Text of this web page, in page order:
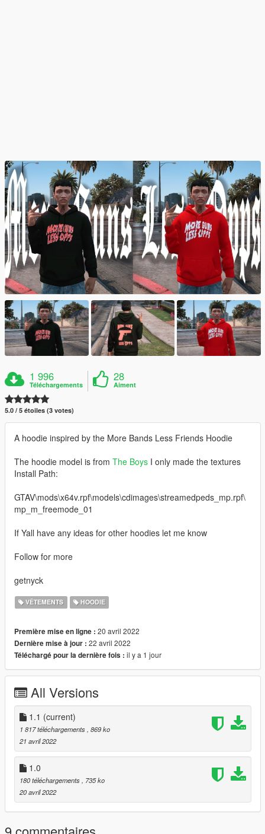
1 996
Téléchargements
28
Aiment
5.0 / 5 étoiles (3 votes)
A hoodie inspired by the More Bands Less Friends Hoodie
The hoodie model is from The Boys I only made the textures
Install Path:
GTAV\mods\x64v.rpf\models\cdimages\streamedpeds_mp.rpf\
mp_m_freemode_01
If Yall have any ideas for other hoodies let me know
Follow for more
getnyck
VÊTEMENTS HOODIE
Première mise en ligne : 20 avril 2022
Dernière mise à jour : 22 avril 2022
Téléchargé pour la dernière fois : il y a 1 jour
All Versions
1.1 (current)
1 817 téléchargements, 869 ko
21 avril 2022
1.0
180 téléchargements, 735 ko
20 avril 2022